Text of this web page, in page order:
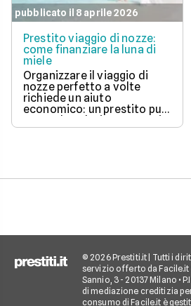
pubblicato il 8 aprile 2026
Prestito viaggio di nozze:
come finanziare la luna di
miele
Organizzare il viaggio di
nozze perfetto a volte
richiede un aiuto
economico: un prestito può
essere la soluzione. Scopri
come funziona, quali tipi ci
© 2026 Prestiti.it | Tutti i
servizio offerto da Facile.it
Sannio, 3 - 20137 Milano •
di mediazione creditizia
consumo di Facile.it è